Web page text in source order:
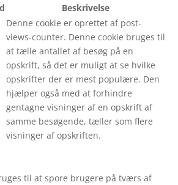
Beskrivelse
Denne cookie er oprettet af post-
views-counter. Denne cookie bruges til
at tælle antallet af besøg på en
opskrift, så det er muligt at se hvilke
opskrifter der er mest populære. Den
hjælper også med at forhindre
gentagne visninger af en opskrift af
samme besøgende, tæller som flere
visninger af opskriften.
til at spore brugere på tværs af